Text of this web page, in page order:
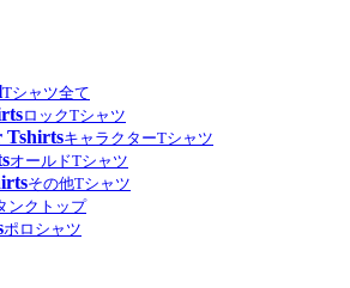
Tシャツ全て
ロックTシャツ
TshirtsキャラクターTシャツ
オールドTシャツ
その他Tシャツ
ンクトップ
ポロシャツ